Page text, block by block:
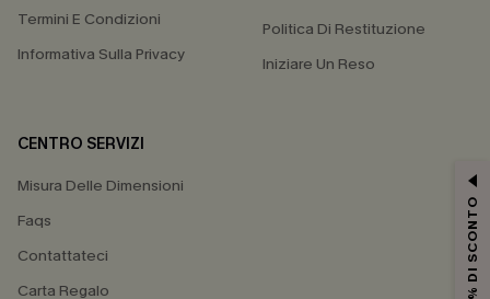
Termini E Condizioni
Informativa Sulla Privacy
Politica Di Restituzione
Iniziare Un Reso
CENTRO SERVIZI
Misura Delle Dimensioni
Faqs
Contattateci
Carta Regalo
15% DI SCONTO